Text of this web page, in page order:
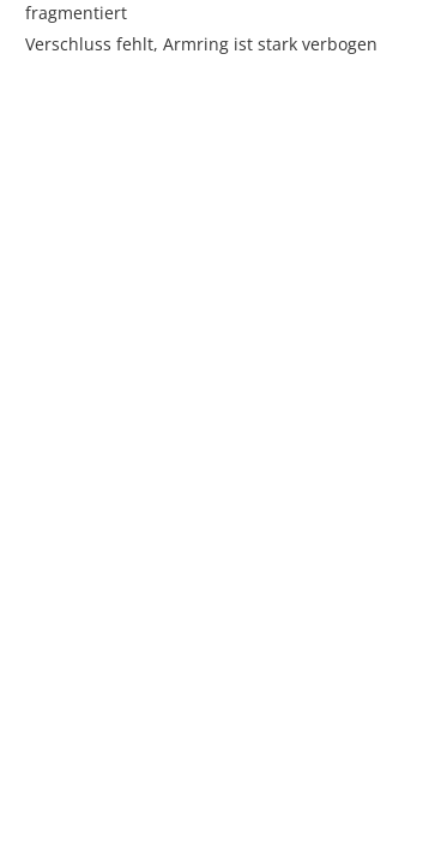
fragmentiert
Verschluss fehlt, Armring ist stark verbogen